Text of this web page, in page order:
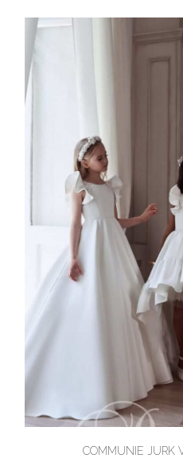
COMMUNIE JURK